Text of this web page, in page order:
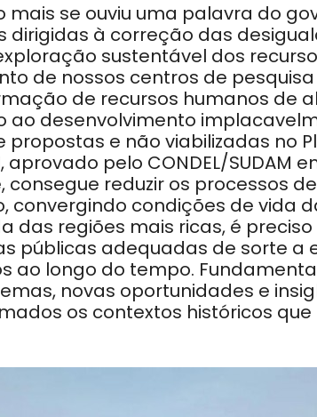
mais se ouviu uma palavra do
dirigidas à correção das
sustentável dos
de nossos centros de
de recursos humanos de
ao desenvolvimento
e não viabilizadas no
aprovado pelo CONDEL/SUDAM
consegue reduzir os processos
convergindo condições de vida
das regiões mais ricas, é
públicas adequadas de sorte a
ao longo do tempo.
novas oportunidades e
os contextos históricos